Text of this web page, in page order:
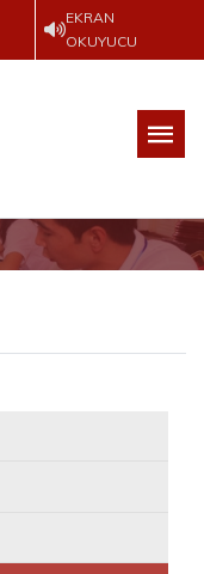
EKRAN
OKUYUCU